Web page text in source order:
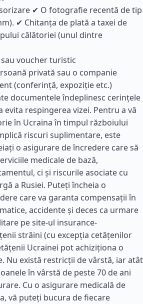
✔ O fotografie recentă de tip
✔ Chitanța de plată a taxei de
călătoriei (unul dintre
voucher turistic
privată sau o companie
(conferință, expoziție etc.)
documentele îndeplinesc cerințele
evita respingerea vizei. Pentru a vă
în Ucraina în timpul războiului
riscuri suplimentare, este
o asigurare de încredere care să
medicale de bază,
ci și riscurile asociate cu
a Rusiei. Puteți încheia o
care va garanta compensații în
accidente și deces ca urmare
pe site-ul insurance-
străini (cu excepția cetățenilor
Ucrainei pot achiziționa o
Nu există restricții de vârstă, iar atât
în vârstă de peste 70 de ani
Cu o asigurare medicală de
vă puteți bucura de fiecare